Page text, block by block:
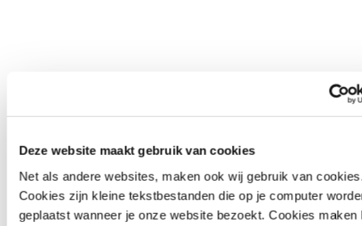
Deze website maakt gebruik van cookies
Net als andere websites, maken ook wij gebruik van
Cookies zijn kleine tekstbestanden die op je computer
geplaatst wanneer je onze website bezoekt. Cookies maken